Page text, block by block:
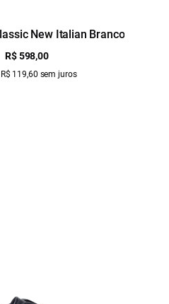
New Italian Branco
R$ 598,00
119,60 sem juros